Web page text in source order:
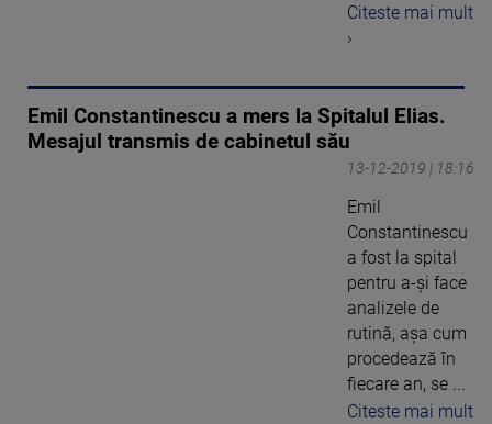
Citeste mai mult
›
Emil Constantinescu a mers la Spitalul Elias.
Mesajul transmis de cabinetul său
13-12-2019 | 18:16
Emil
Constantinescu
a fost la spital
pentru a-şi face
analizele de
rutină, aşa cum
procedează în
fiecare an, se ...
Citeste mai mult